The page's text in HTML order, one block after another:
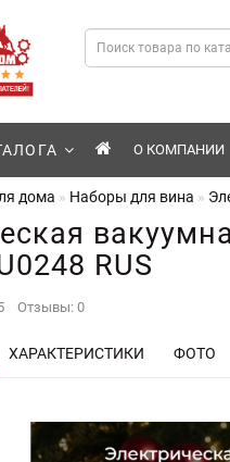
О КОМПАНИИ
дома Наборы для вина
RUS
Отзывы: 0
ХАРАКТЕРИСТИКИ ФОТО